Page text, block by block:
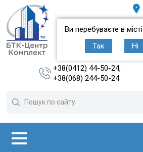
Ви перебуваєте в місті
Так
Ні
+38(0412) 44-50-24,
+38(068) 244-50-24